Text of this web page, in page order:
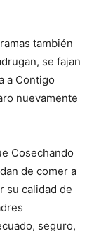
también
se fajan
a Contigo
nuevamente
Cosechando
de comer a
su calidad de
seguro,